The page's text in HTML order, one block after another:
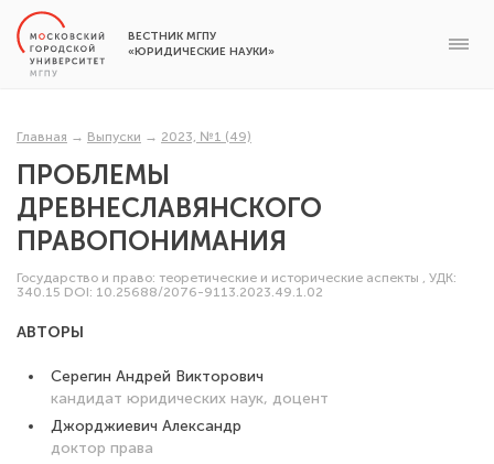
ВЕСТНИК МГПУ
«ЮРИДИЧЕСКИЕ НАУКИ»
Главная → Выпуски → 2023, №1 (49)
ПРОБЛЕМЫ
ДРЕВНЕСЛАВЯНСКОГО
ПРАВОПОНИМАНИЯ
Государство и право: теоретические и исторические аспекты , УДК:
340.15 DOI: 10.25688/2076-9113.2023.49.1.02
АВТОРЫ
Серегин Андрей Викторович
кандидат юридических наук, доцент
Джорджиевич Александр
доктор права